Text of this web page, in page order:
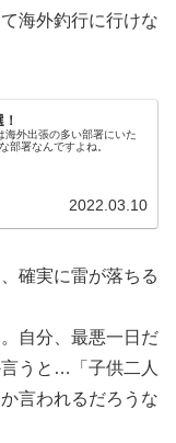
海外釣行に行けな
海外出張の多い部署にいた
部署なんですよね。
2022.03.10
確実に雷が落ちる
自分、最悪一日だ
うと…「子供二人
言われるだろうな